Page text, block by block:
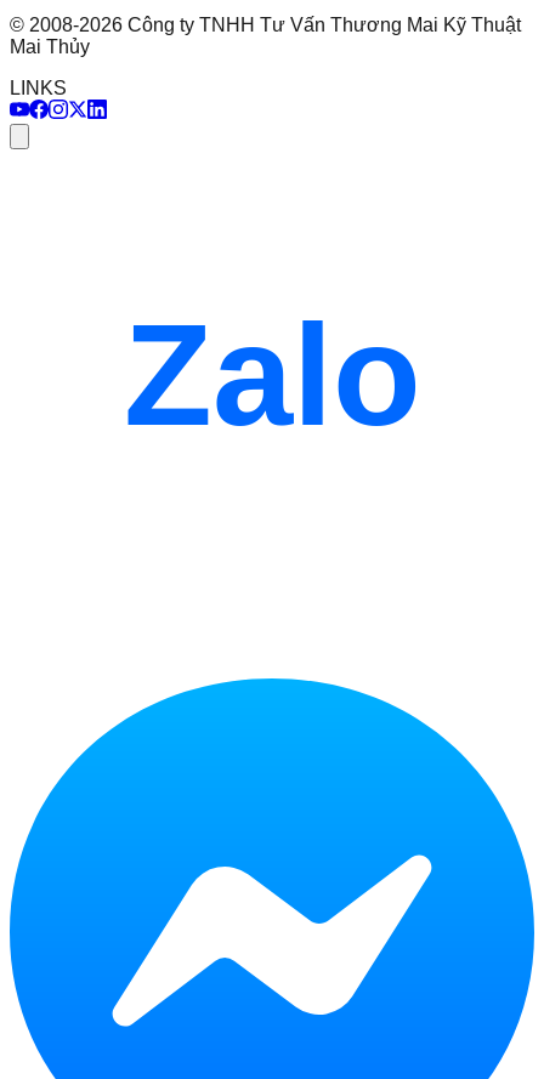
© 2008-2026 Công ty TNHH Tư Vấn Thương Mai Kỹ Thuật
Mai Thủy
LINKS
Zalo